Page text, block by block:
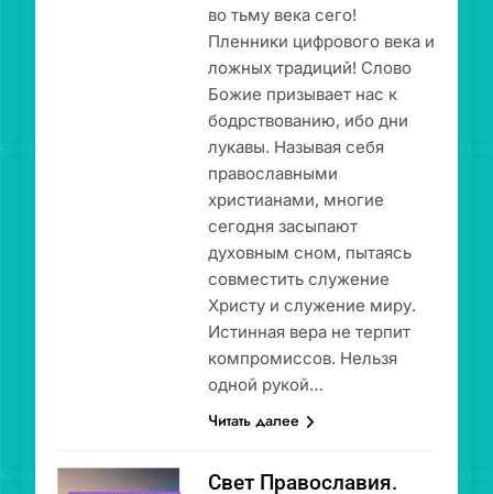
во тьму века сего!
Пленники цифрового века и
ложных традиций! Слово
Божие призывает нас к
бодрствованию, ибо дни
лукавы. Называя себя
православными
христианами, многие
сегодня засыпают
духовным сном, пытаясь
совместить служение
Христу и служение миру.
Истинная вера не терпит
компромиссов. Нельзя
одной рукой…
Читать далее
Свет Православия.